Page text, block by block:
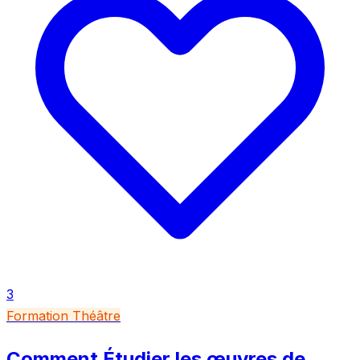
3
Formation Théâtre